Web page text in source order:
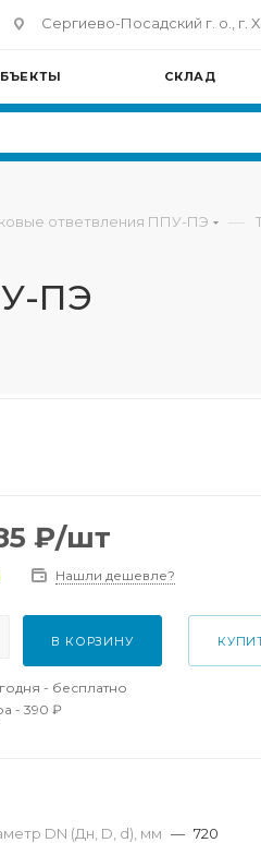
Сергиево-Посадский г. о., г.
СКЛАД
ответвления ППУ-ПЭ —
ПЭ
₽/шт
Нашли дешевле?
В КОРЗИНУ
- бесплатно
- 390 ₽
DN (Дн, D, d), мм — 720